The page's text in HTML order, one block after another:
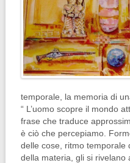
temporale, la memoria di
“ L’uomo scopre il mondo
frase che traduce
è ciò che percepiamo.
delle cose, ritmo temporale
della materia, gli si rivelano